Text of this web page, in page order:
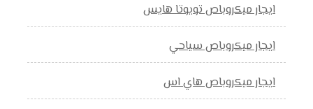
ايجار ميكروباص تويوتا هايس
ايجار ميكروباص سياحي
ايجار ميكروباص هاي اس